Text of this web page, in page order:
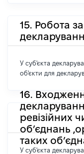
15. Робота
У суб'єкта
об'єкти для
16.
ревізійних
об’єднань
таких
У суб'єкта